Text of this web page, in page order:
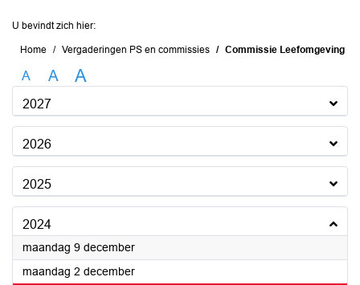
U bevindt zich hier:
Home Vergaderingen PS en commissies Commissie Leefomgeving
A A A
2027
2026
2025
2024
maandag 9 december2024
maandag 2 december2024